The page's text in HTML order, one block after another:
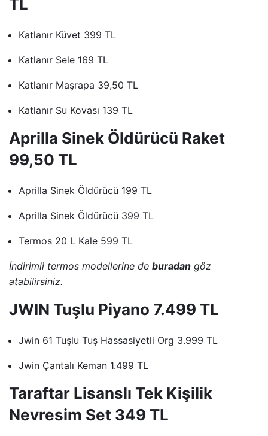
TL
Katlanır Küvet 399 TL
Katlanır Sele 169 TL
Katlanır Maşrapa 39,50 TL
Katlanır Su Kovası 139 TL
Aprilla Sinek Öldürücü Raket
99,50 TL
Aprilla Sinek Öldürücü 199 TL
Aprilla Sinek Öldürücü 399 TL
Termos 20 L Kale 599 TL
İndirimli termos modellerine de buradan göz
atabilirsiniz.
JWIN Tuşlu Piyano 7.499 TL
Jwin 61 Tuşlu Tuş Hassasiyetli Org 3.999 TL
Jwin Çantalı Keman 1.499 TL
Taraftar Lisanslı Tek Kişilik
Nevresim Set 349 TL